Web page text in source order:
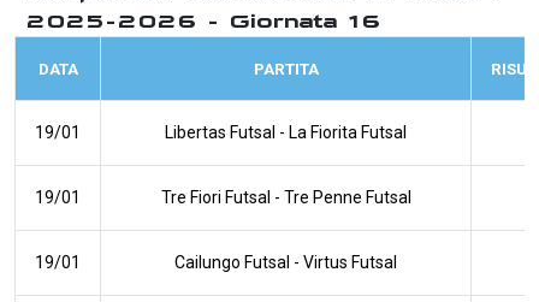
2025-2026 - Giornata 16
DATA PARTITA
19/01 Libertas Futsal - La Fiorita Futsal
19/01 Tre Fiori Futsal - Tre Penne Futsal
19/01 Cailungo Futsal - Virtus Futsal